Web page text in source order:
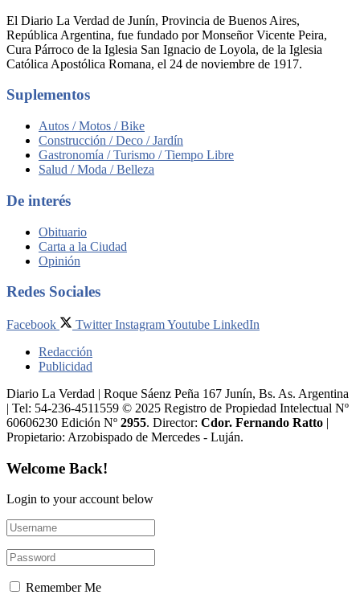
El Diario La Verdad de Junín, Provincia de Buenos Aires,
República Argentina, fue fundado por Monseñor Vicente Peira,
Cura Párroco de la Iglesia San Ignacio de Loyola, de la Iglesia
Católica Apostólica Romana, el 24 de noviembre de 1917.
Suplementos
Autos / Motos / Bike
Construcción / Deco / Jardín
Gastronomía / Turismo / Tiempo Libre
Salud / Moda / Belleza
De interés
Obituario
Carta a la Ciudad
Opinión
Redes Sociales
Facebook Twitter InstagramYoutube LinkedIn
Redacción
Publicidad
Diario La Verdad | Roque Sáenz Peña 167 Junín, Bs. As. Argentina
| Tel: 54-236-4511559 © 2025 Registro de Propiedad Intelectual Nº
60606230 Edición Nº 2955. Director:​ Cdor. Fernando Ratto |
Propietario:​ Arzobispado de Mercedes - Luján.
Welcome Back!
Login to your account below
Remember Me